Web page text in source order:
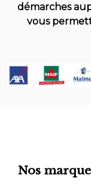
démarches
vous
Nos